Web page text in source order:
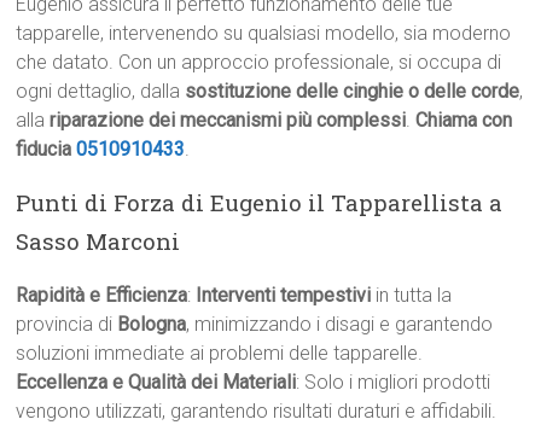
tapparelle, intervenendo su qualsiasi modello, sia moderno
che datato. Con un approccio professionale, si occupa di
ogni dettaglio, dalla sostituzione delle cinghie o delle corde,
allariparazione dei meccanismi più complessi.Chiama con
fiducia0510910433.
Punti di Forza di Eugenio il Tapparellista a
Sasso Marconi
Rapidità e Efficienza: Interventi tempestivi in tutta la
provincia di Bologna, minimizzando i disagi e garantendo
soluzioni immediate ai problemi delle tapparelle.
Eccellenza e Qualità dei Materiali: Solo i migliori prodotti
vengono utilizzati, garantendo risultati duraturi e affidabili.